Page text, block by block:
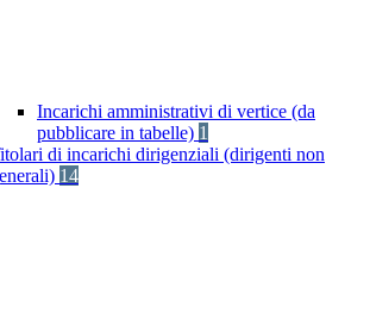
Incarichi amministrativi di vertice (da
pubblicare in tabelle) 1
di incarichi dirigenziali (dirigenti non
14